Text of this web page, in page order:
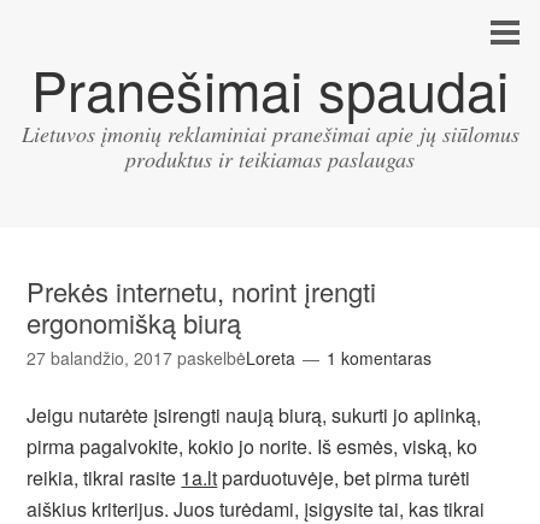
Pranešimai spaudai
Lietuvos įmonių reklaminiai pranešimai apie jų siūlomus
produktus ir teikiamas paslaugas
Prekės internetu, norint įrengti
ergonomišką biurą
27 balandžio, 2017 paskelbėLoreta 1 komentaras
Jeigu nutarėte įsirengti naują biurą, sukurti jo aplinką,
pirma pagalvokite, kokio jo norite. Iš esmės, viską, ko
reikia, tikrai rasite 1a.ltparduotuvėje, bet pirma turėti
aiškius kriterijus. Juos turėdami, įsigysite tai, kas tikrai